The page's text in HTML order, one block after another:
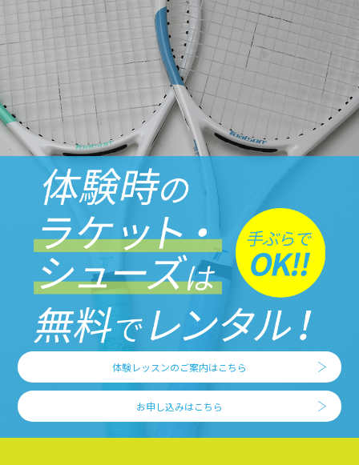
体験レッスンのご案内はこちら
お申し込みはこちら